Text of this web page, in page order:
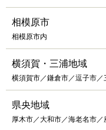
相模原市
相模原市内
横須賀・三浦地域
横須賀市／鎌倉市／逗子市
県央地域
厚木市／大和市／海老名市